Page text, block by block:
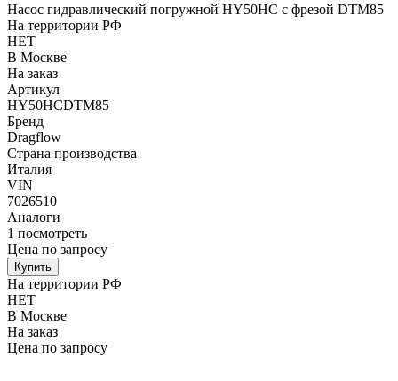
Насос гидравлический погружной HY50HC c фрезой DTM85
На территории РФ
НЕТ
В Москве
На заказ
Артикул
HY50HСDTM85
Бренд
Dragflow
Страна производства
Италия
VIN
7026510
Аналоги
1 посмотреть
Цена по запросу
Купить
На территории РФ
НЕТ
В Москве
На заказ
Цена по запросу